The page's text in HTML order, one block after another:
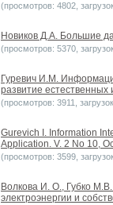
(просмотров: 4802,
Новиков Д.А. Большие
(просмотров: 5370,
Гуревич И.М.
развитие естественных
(просмотров: 3911,
Gurevich I. Information
Application. V. 2 No 10,
(просмотров: 3599,
Волкова И. О., Губко
электроэнергии и